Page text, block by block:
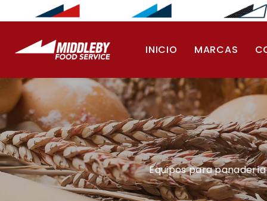
Saltar al contenido
INICIO MARCAS
Equipos para